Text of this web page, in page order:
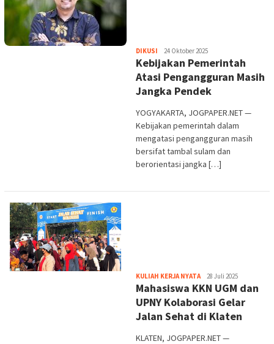
DIKUSI Heri
Purwata
24 Oktober 2025
Kebijakan Pemerintah
Atasi Pengangguran Masih
Jangka Pendek
YOGYAKARTA, JOGPAPER.NET —
Kebijakan pemerintah dalam
mengatasi pengangguran masih
bersifat tambal sulam dan
berorientasi jangka […]
KULIAH KERJA NYATAHeri
Purwata
28 Juli 2025
Mahasiswa KKN UGM dan
UPNY Kolaborasi Gelar
Jalan Sehat di Klaten
KLATEN, JOGPAPER.NET —